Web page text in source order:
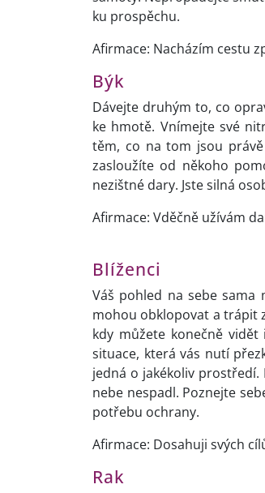
ku prospěchu.
Afirmace: Nacházím cestu
Býk
Dávejte druhým to, co
ke hmotě. Vnímejte své
těm, co na tom jsou
zasloužíte od někoho
nezištné dary. Jste silná
Afirmace: Vděčně užívám
Blíženci
Váš pohled na sebe sama
mohou obklopovat a trápit
kdy můžete konečně
situace, která vás nutí
jedná o jakékoliv prostředí.
nebe nespadl. Poznejte
potřebu ochrany.
Afirmace: Dosahuji svých
Rak